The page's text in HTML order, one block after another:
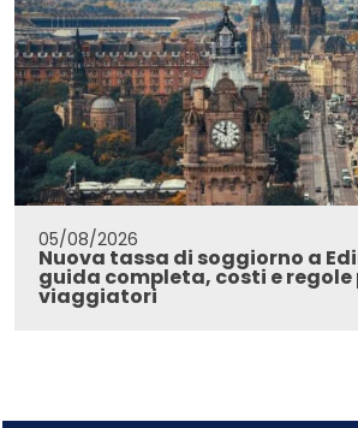
05/08/2026
Nuova tassa di soggiorno a
guida completa, costi e regole
viaggiatori